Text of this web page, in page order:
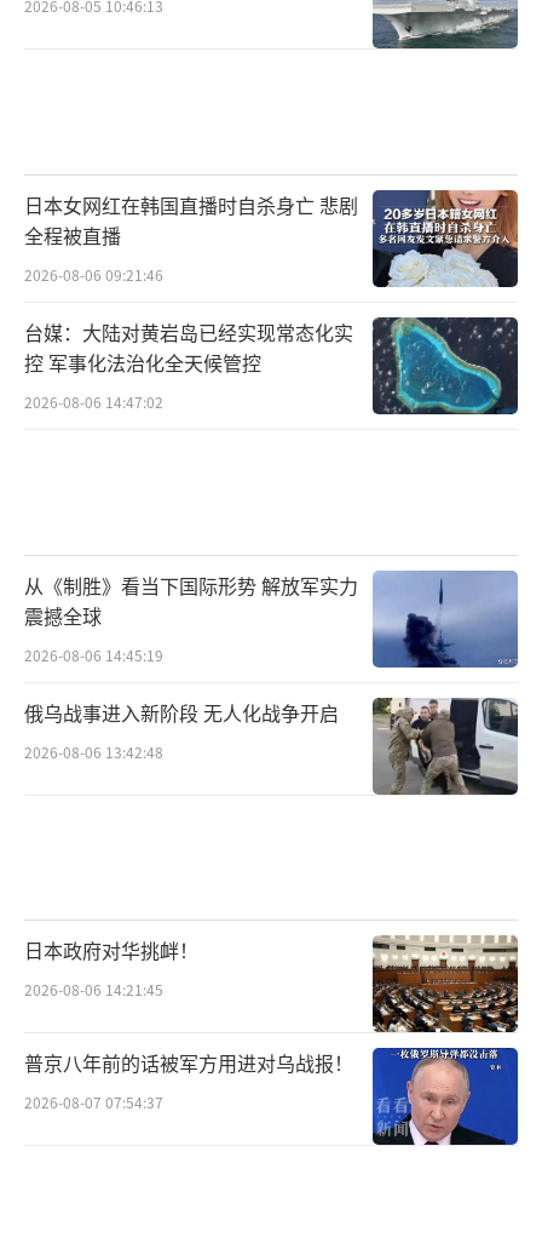
2026-08-05 10:46:13
日本女网红在韩国直播时自杀身亡 悲剧
全程被直播
2026-08-06 09:21:46
台媒：大陆对黄岩岛已经实现常态化实
控 军事化法治化全天候管控
2026-08-06 14:47:02
从《制胜》看当下国际形势 解放军实力
震撼全球
2026-08-06 14:45:19
俄乌战事进入新阶段 无人化战争开启
2026-08-06 13:42:48
日本政府对华挑衅！
2026-08-06 14:21:45
普京八年前的话被军方用进对乌战报！
2026-08-07 07:54:37